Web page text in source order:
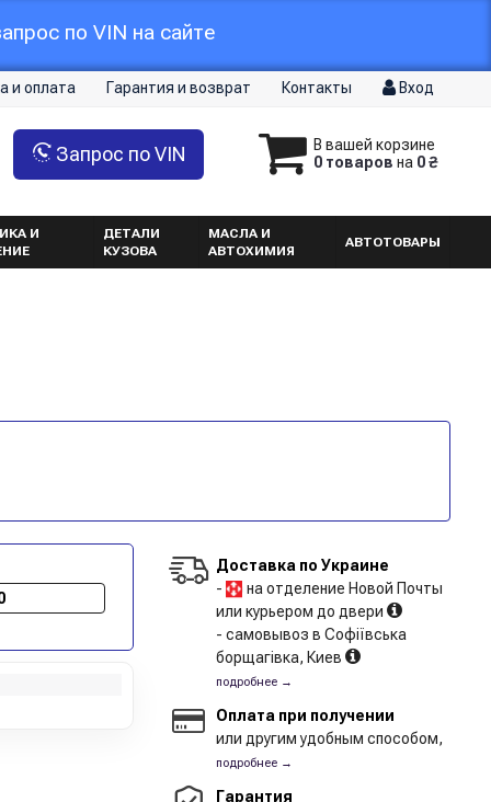
по VIN на сайте
и оплата Гарантия и возврат Контакты Вход
В вашей корзине
0 товаров на 0 ₴
Запрос по VIN
И
ДЕТАЛИ
КУЗОВА
МАСЛА И
АВТОХИМИЯ
АВТОТОВАРЫ
Доставка по Украине
-
на отделение Новой Почты
или курьером до двери
- самовывоз в Софіївська
борщагівка, Киев
подробнее →
Оплата при получении
или другим удобным способом,
подробнее →
Гарантия